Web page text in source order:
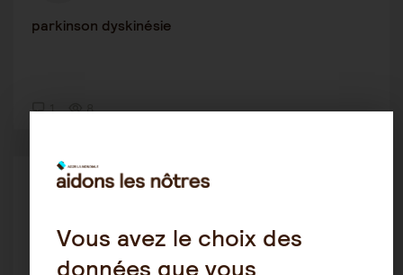
parkinson dyskinésie
1 8
Épuisement psychologique aidant
Vous avez le choix des
données que vous